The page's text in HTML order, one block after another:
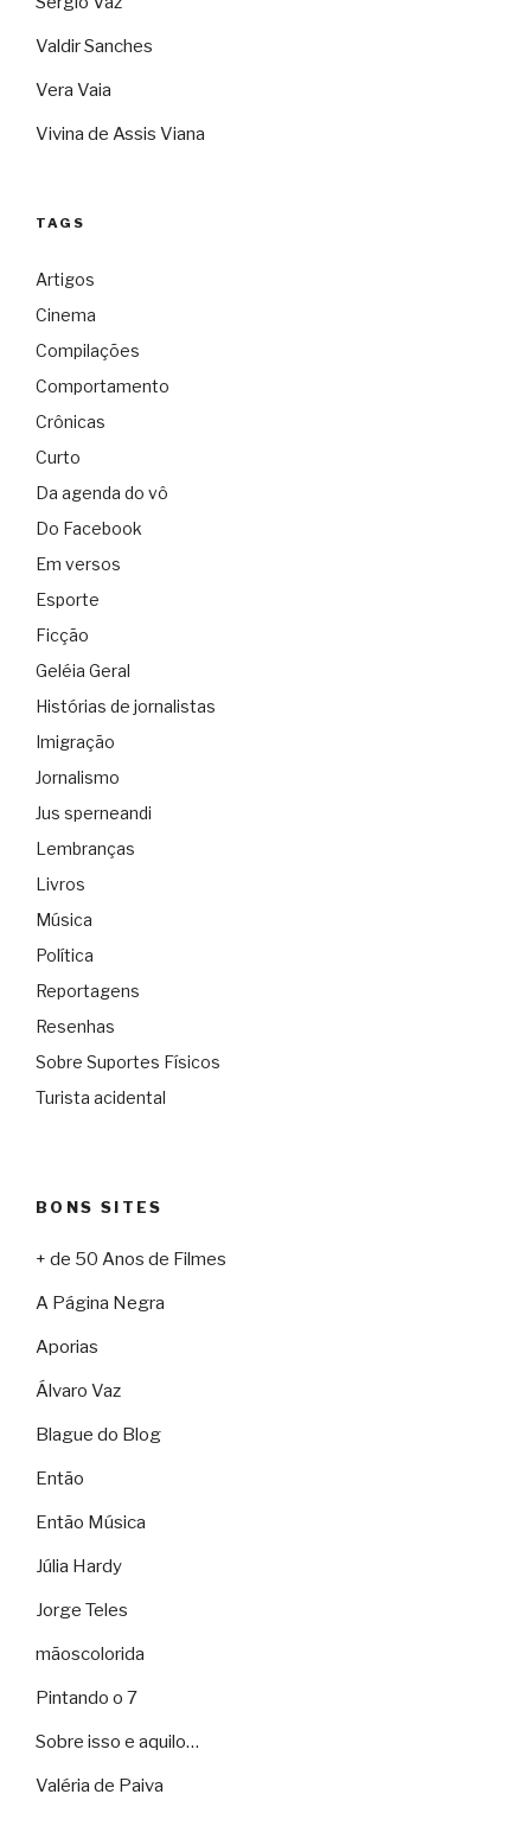
Valdir Sanches
Vera Vaia
Vivina de Assis Viana
TAGS
Artigos
Cinema
Compilações
Comportamento
Crônicas
Curto
Da agenda do vô
Do Facebook
Em versos
Esporte
Ficção
Geléia Geral
Histórias de jornalistas
Imigração
Jornalismo
Jus sperneandi
Lembranças
Livros
Música
Política
Reportagens
Resenhas
Sobre Suportes Físicos
Turista acidental
BONS SITES
+ de 50 Anos de Filmes
A Página Negra
Aporias
Álvaro Vaz
Blague do Blog
Então
Então Música
Júlia Hardy
Jorge Teles
mãoscolorida
Pintando o 7
Sobre isso e aquilo…
Valéria de Paiva